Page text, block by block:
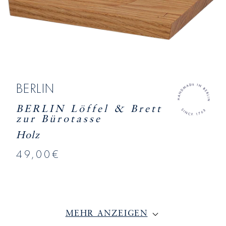
BERLIN
BERLIN Löffel & Brett
zur Bürotasse
Holz
49,00€
MEHR ANZEIGEN